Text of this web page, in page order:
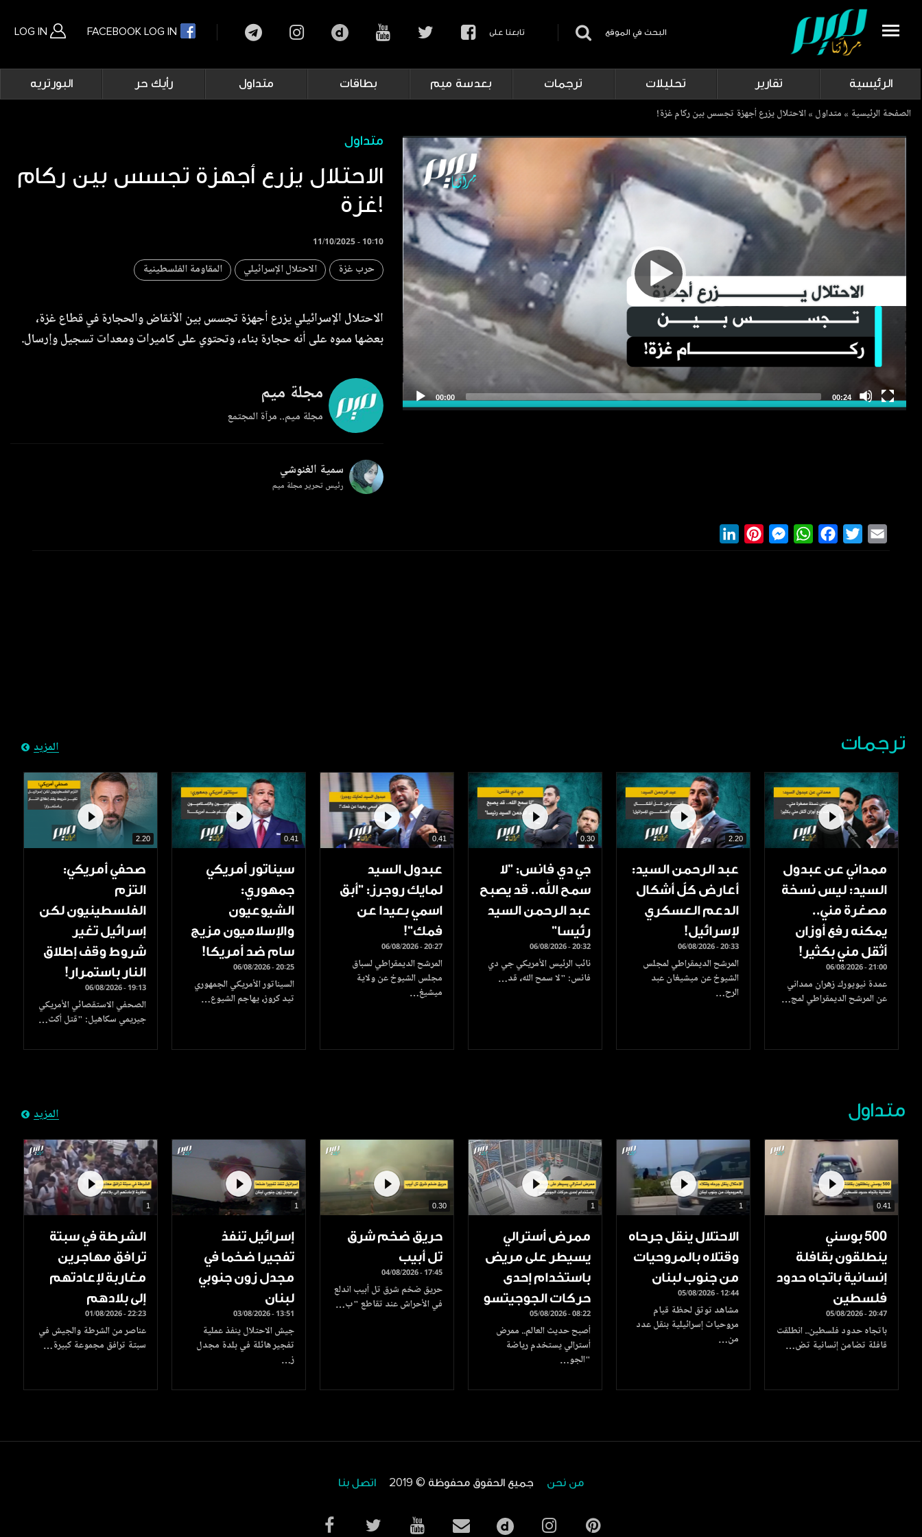
LOG IN FACEBOOK LOG IN البحث في الموقع تابعنا على
Main
navigation
الرئيسية تقارير تحليلات ترجمات بعدسة ميم بطاقات متداول رأيك حر البورتريه
Breadcrumb
الصفحة الرئيسية متداول الاحتلال يزرع أجهزة تجسس بين ركام غزة!
متداول
الاحتلال يزرع أجهزة تجسس بين ركام
غزة!
11/10/2025 - 10:10
حرب غزة الاحتلال الإسرائيلي المقاومة الفلسطينية
الاحتلال الإسرائيلي يزرع أجهزة تجسس بين الأنقاض والحجارة في قطاع غزة،
بعضها مموه على أنه حجارة بناء، وتحتوي على كاميرات ومعدات تسجيل وإرسال.
مجلة ميم
مجلة ميم.. مرآة المجتمع
سمية الغنوشي
رئيس تحرير مجلة ميم
LinkedInPinterestMessengerWhatsAppFacebook
Twitter
ترجمات المزيد
ممداني عن عبدول
السيد: ليس نسخة
مصغرة مني..
يمكنه رفع أوزان
أثقل مني بكثير!
06/08/2026 - 21:00
عمدة نيويورك زهران ممداني
عن المرشح الديمقراطي لمج…
2.20
عبد الرحمن السيد:
أعارض كلّ أشكال
الدعم العسكري
لإسرائيل!
06/08/2026 - 20:33
المرشح الديمقراطي لمجلس
الشيوخ عن ميشيغان عبد
الرح…
0.30
جي دي فانس: ”لا
سمح الله.. قد يصبح
عبد الرحمن السيد
رئيسا”
06/08/2026 - 20:32
نائب الرئيس الأمريكي جي دي
فانس: "لا سمح الله، قد…
0.41
عبدول السيد
لمايك روجرز: "أبق
اسمي بعيدا عن
فمك"!
06/08/2026 - 20:27
المرشح الديمقراطي لسباق
مجلس الشيوخ عن ولاية
ميشيغ…
0.41
سيناتور أمريكي
جمهوري:
الشيوعيون
والإسلاميون مزيج
سام ضد أمريكا!
06/08/2026 - 20:25
السيناتور الأمريكي الجمهوري
تيد كروز، يهاجم الشيوع…
2.20
صحفي أمريكي:
التزم
الفلسطينيون لكن
إسرائيل تغير
شروط وقف إطلاق
النار باستمرار!
06/08/2026 - 19:13
الصحفي الاستقصائي الأمريكي
جيريمي سكاهيل: "قتل أكث…
متداول المزيد
0.41
500 بوسني
ينطلقون بقافلة
إنسانية باتجاه حدود
فلسطين
05/08/2026 - 20:47
باتجاه حدود فلسطين.. انطلقت
قافلة تضامن إنسانية تض…
1
الاحتلال ينقل جرحاه
وقتلاه بالمروحيات
من جنوب لبنان
05/08/2026 - 12:44
مشاهد توثق لحظة قيام
مروحيات إسرائيلية بنقل عدد
من…
1
ممرض أسترالي
يسيطر على مريض
باستخدام إحدى
حركات الجوجيتسو
05/08/2026 - 08:22
أصبح حديث العالم.. ممرض
أسترالي يستخدم رياضة
"الجو…
0.30
حريق ضخم شرق
تل أبيب
04/08/2026 - 17:45
حريق ضخم شرق تل أبيب اندلع
في الأحراش عند تقاطع "ب…
1
إسرائيل تنفذ
تفجيرا ضخما في
مجدل زون جنوبي
لبنان
03/08/2026 - 13:51
جيش الاحتلال ينفذ عملية
تفجير هائلة في بلدة مجدل
ز…
1
الشرطة في سبتة
ترافق مهاجرين
مغاربة لإعادتهم
إلى بلادهم
01/08/2026 - 22:23
عناصر من الشرطة والجيش في
سبتة ترافق مجموعة كبيرة…
من نحن جميع الحقوق محفوظة © 2019 اتصل بنا